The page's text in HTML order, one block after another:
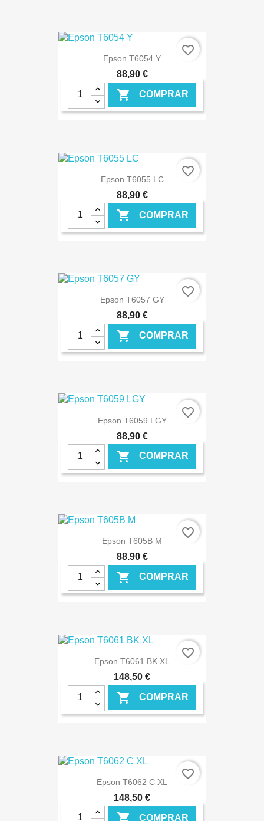
€ ONLINE
Epson T6054 Y
88,90 €
 COMPRAR
€ ONLINE
favorite_border
Epson T6055 LC
88,90 €
 COMPRAR
€ ONLINE
favorite_border
Epson T6057 GY
88,90 €
 COMPRAR
€ ONLINE
favorite_border
Epson T6059 LGY
88,90 €
 COMPRAR
€ ONLINE
favorite_border
Epson T605B M
88,90 €
 COMPRAR
€ ONLINE
favorite_border
Epson T6061 BK XL
148,50 €
 COMPRAR
€ ONLINE
favorite_border
Epson T6062 C XL
148,50 €
COMPRAR
favorite_border